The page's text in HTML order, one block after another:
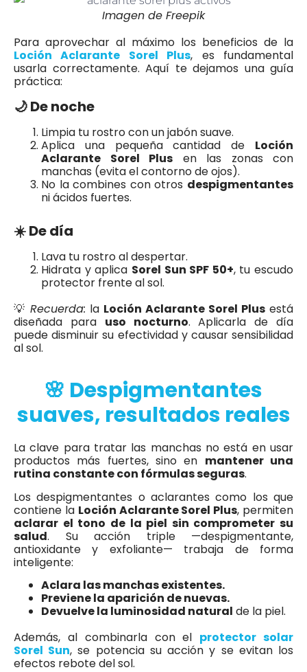
Imagen de Freepik
Para aprovechar al máximo los beneficios de la
Loción Aclarante Sorel Plus, es fundamental
usarla correctamente. Aquí te dejamos una guía
práctica:
🌙 De noche
Limpia tu rostro con un jabón suave.
Aplica una pequeña cantidad de Loción
Aclarante Sorel Plus en las zonas con
manchas (evita el contorno de ojos).
No la combines con otros despigmentantes
ni ácidos fuertes.
☀️ De día
Lava tu rostro al despertar.
Hidrata y aplica Sorel Sun SPF 50+, tu escudo
protector frente al sol.
💡 Recuerda: la Loción Aclarante Sorel Plus está
diseñada para uso nocturno. Aplicarla de día
puede disminuir su efectividad y causar sensibilidad
al sol.
🌸 Despigmentantes
suaves, resultados reales
La clave para tratar las manchas no está en usar
productos más fuertes, sino en mantener una
rutina constante con fórmulas seguras.
Los despigmentantes o aclarantes como los que
contiene la Loción Aclarante Sorel Plus, permiten
aclarar el tono de la piel sin comprometer su
salud. Su acción triple —despigmentante,
antioxidante y exfoliante— trabaja de forma
inteligente:
Aclara las manchas existentes.
Previene la aparición de nuevas.
Devuelve la luminosidad natural de la piel.
Además, al combinarla con el protector solar
Sorel Sun, se potencia su acción y se evitan los
efectos rebote del sol.